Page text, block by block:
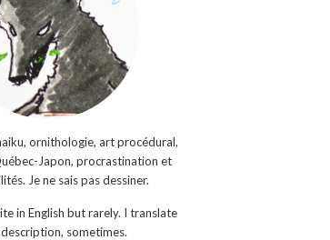
ornithologie, art procédural,
Japon, procrastination et
Je ne sais pas dessiner.
in English but rarely. I translate
sometimes.